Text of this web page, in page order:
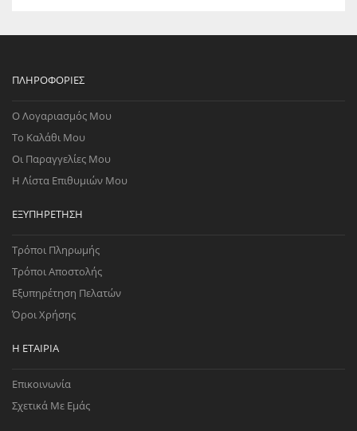
ΠΛΗΡΟΦΟΡΊΕΣ
Ο Λογαριασμός Μου
Το Καλάθι Μου
Οι Παραγγελίες Μου
Η Λίστα Επιθυμιών Μου
ΕΞΥΠΗΡΈΤΗΣΗ
Τρόποι Πληρωμής
Τρόποι Αποστολής
Εξυπηρέτηση Πελατών
Όροι Χρήσης
Η ΕΤΑΙΡΊΑ
Επικοινωνία
Σχετικά Με Εμάς